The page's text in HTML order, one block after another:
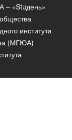
– «Stuдень»
института
(МГЮА)